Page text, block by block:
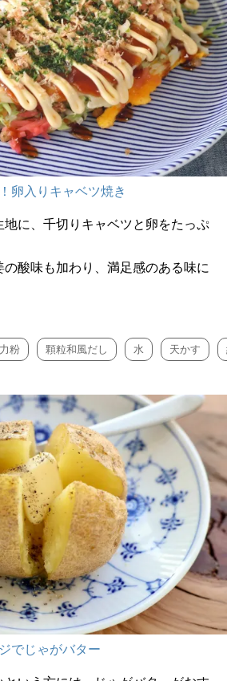
卵入りキャベツ焼き
に、千切りキャベツと卵をたっぷ
酸味も加わり、満足感のある味に
粉 顆粒和風だし 水 天かす
でじゃがバター